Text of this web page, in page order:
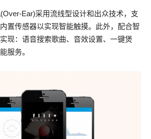
Ear)采用流线型设计和出众技术，支
置传感器以实现智能触摸。此外，配合智
现： 语音搜索歌曲、音效设置、一键煲
服务。